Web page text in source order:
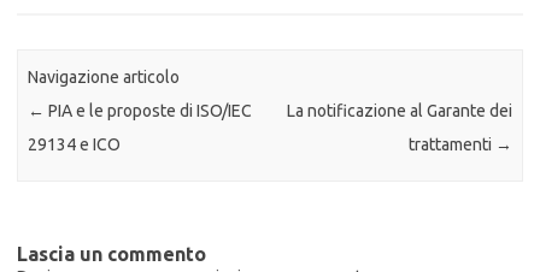
Navigazione articolo
← PIA e le proposte di ISO/IEC
29134 e ICO
La notificazione al Garante dei
trattamenti →
Lascia un commento